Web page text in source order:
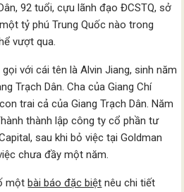
92 tuổi, cựu lãnh đạo ĐCSTQ, sở
tỷ phú Trung Quốc nào trong
vượt qua.
với cái tên là Alvin Jiang, sinh năm
Trạch Dân. Cha của Giang Chí
trai cả của Giang Trạch Dân. Năm
thành lập công ty cổ phần tư
sau khi bỏ việc tại Goldman
chưa đầy một năm.
mộtbài báo đặc biệt nêu chi tiết